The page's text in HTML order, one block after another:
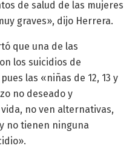
de salud de las mujeres
graves», dijo Herrera.
que una de las
los suicidios de
las «niñas de 12, 13 y
no deseado y
no ven alternativas,
no tienen ninguna